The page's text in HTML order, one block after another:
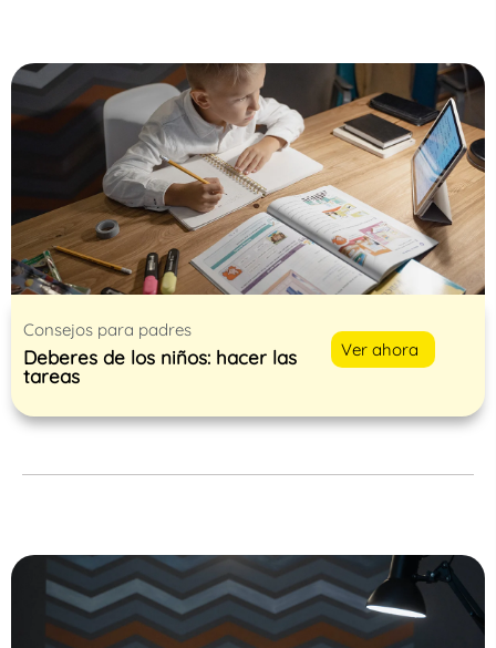
Consejos para padres
Deberes de los niños: hacer las
tareas
Ver ahora